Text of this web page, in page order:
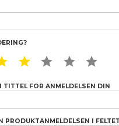
2 STAR3 STAR4 STAR5 STAR
TITTEL FOR ANMELDELSEN DIN
PRODUKTANMELDELSEN I